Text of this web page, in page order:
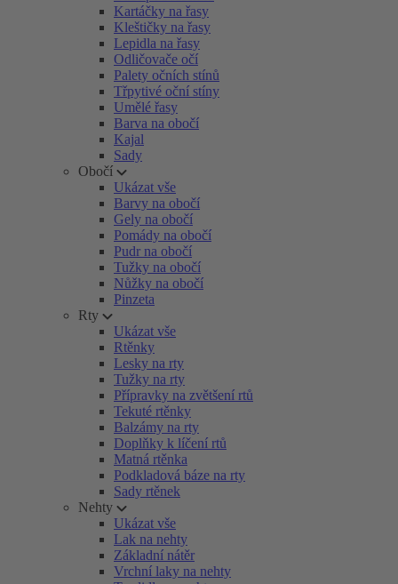
Kartáčky na řasy
Kleštičky na řasy
Lepidla na řasy
Odličovače očí
Palety očních stínů
Třpytivé oční stíny
Umělé řasy
Barva na obočí
Kajal
Sady
Obočí
Ukázat vše
Barvy na obočí
Gely na obočí
Pomády na obočí
Pudr na obočí
Tužky na obočí
Nůžky na obočí
Pinzeta
Rty
Ukázat vše
Rtěnky
Lesky na rty
Tužky na rty
Přípravky na zvětšení rtů
Tekuté rtěnky
Balzámy na rty
Doplňky k líčení rtů
Matná rtěnka
Podkladová báze na rty
Sady rtěnek
Nehty
Ukázat vše
Lak na nehty
Základní nátěr
Vrchní laky na nehty